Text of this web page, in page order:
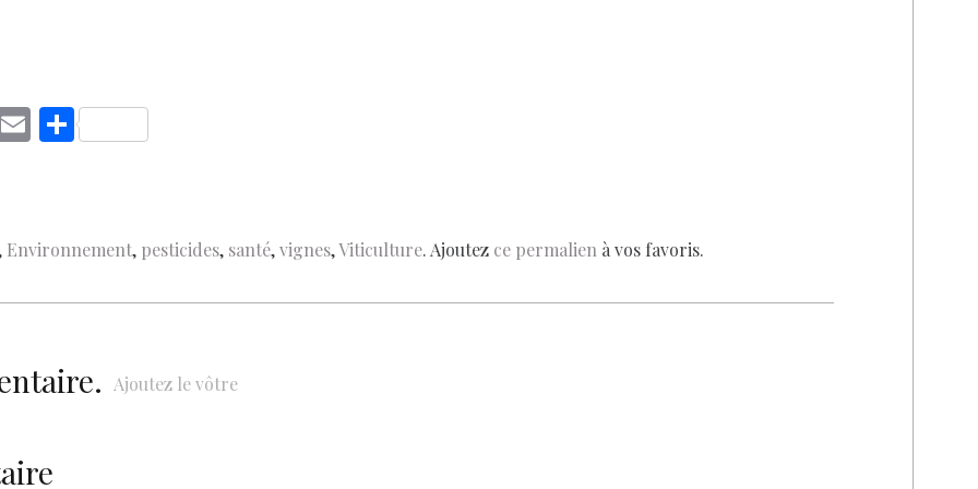
E S
Environnement, pesticides, santé,vignes,Viticulture. Ajoutez ce permalien à vos favoris.
Ajoutez le vôtre